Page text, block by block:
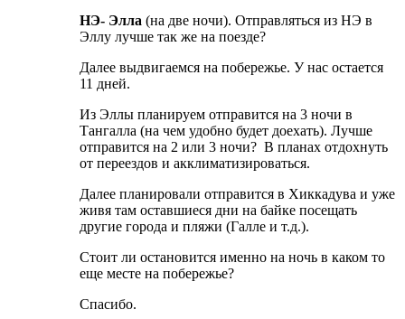
НЭ- Элла (на две ночи). Отправляться из НЭ в
Эллу лучше так же на поезде?
Далее выдвигаемся на побережье. У нас остается
11 дней.
Из Эллы планируем отправится на 3 ночи в
Тангалла (на чем удобно будет доехать). Лучше
отправится на 2 или 3 ночи? В планах отдохнуть
от переездов и акклиматизироваться.
Далее планировали отправится в Хиккадува и уже
живя там оставшиеся дни на байке посещать
другие города и пляжи (Галле и т.д.).
Стоит ли остановится именно на ночь в каком то
еще месте на побережье?
Спасибо.